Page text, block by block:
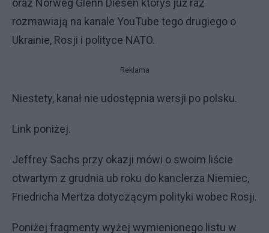
oraz Norweg Glenn Diesen któryś już raz
rozmawiają na kanale YouTube tego drugiego o
Ukrainie, Rosji i polityce NATO.
Reklama
Niestety, kanał nie udostępnia wersji po polsku.
Link poniżej.
Jeffrey Sachs przy okazji mówi o swoim liście
otwartym z grudnia ub roku do kanclerza Niemiec,
Friedricha Mertza dotyczącym polityki wobec Rosji.
Poniżej fragmenty wyżej wymienionego listu w